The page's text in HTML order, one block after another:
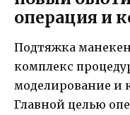
операция и
Подтяжка
комплекс
моделирование и
Главной целью